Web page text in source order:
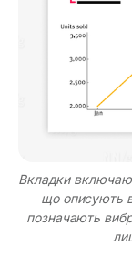
Вкладки
що описують
позначають